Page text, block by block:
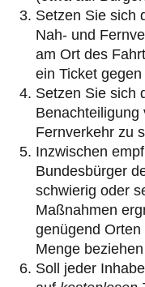
Setzen Sie sich
Nah- und
am Ort des
ein Ticket
Setzen Sie sich
Benachteiligung
Fernverkehr zu
Inzwischen
Bundesbürger
schwierig oder
Maßnahmen
genügend
Menge
Soll jeder